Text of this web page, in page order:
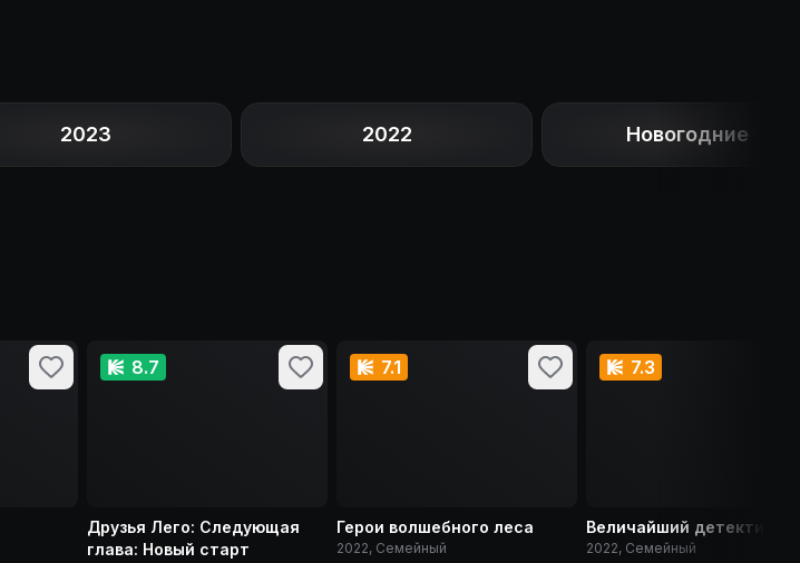
2023 2022 Новогодние
8.7
Друзья Лего: Следующая
глава: Новый старт
7.1
Герои волшебного леса
2022, Семейный
7.3
Величайший детектив-
2022, Семейный